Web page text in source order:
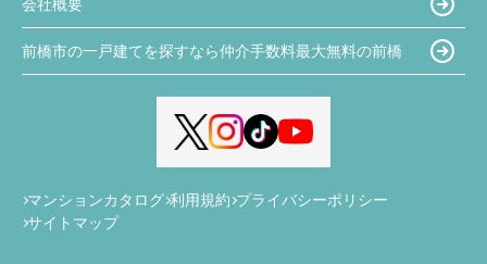
会社概要
前橋市の一戸建てを探すなら仲介手数料最大無料の前橋
マンションカタログ 利用規約 プライバシーポリシー
サイトマップ